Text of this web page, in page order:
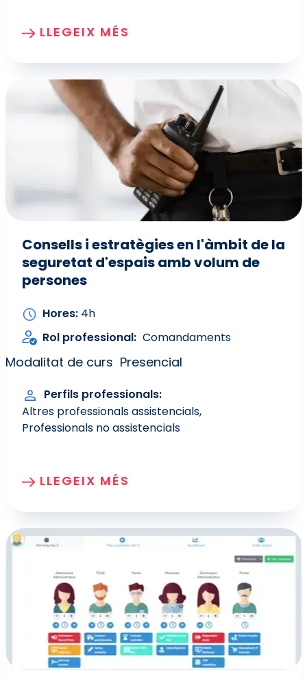
LLEGEIX MÉS
Consells i estratègies en l'àmbit de la
seguretat d'espais amb volum de
persones
Hores 4h
Rol professional Comandaments
Modalitat de curs Presencial
Perfils professionals
Altres professionals assistencials
Professionals no assistencials
LLEGEIX MÉS